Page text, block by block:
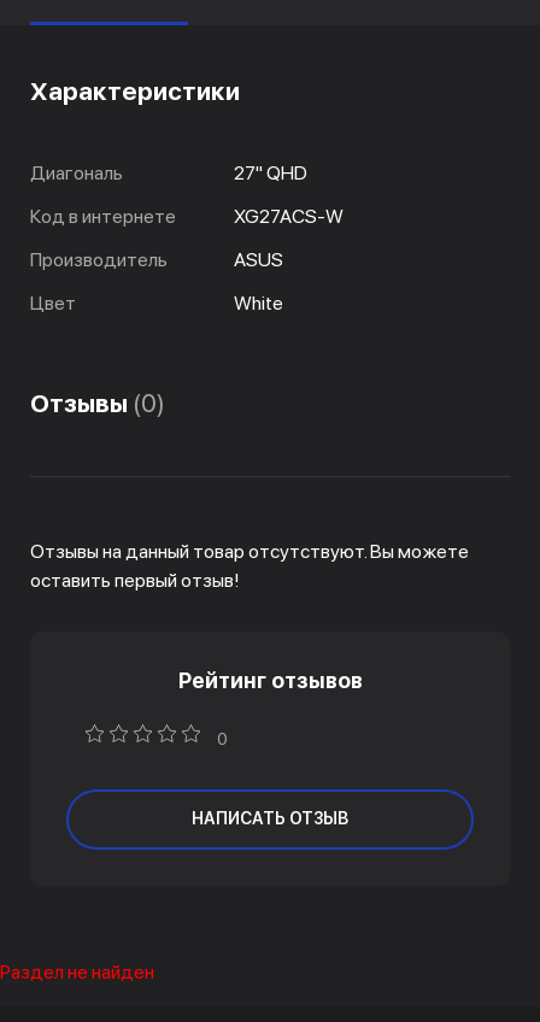
Характеристики
Диагональ
27" QHD
Код в интернете
XG27ACS-W
Производитель
ASUS
Цвет
White
Отзывы (0)
Отзывы на данный товар отсутствуют. Вы можете
оставить первый отзыв!
Рейтинг отзывов
0
НАПИСАТЬ ОТЗЫВ
Раздел не найден